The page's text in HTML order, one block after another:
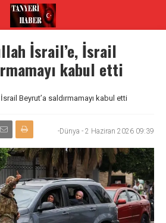
İsrail’e, İsrail
kabul etti
Beyrut’a saldırmamayı kabul etti
-Dünya - 2 Haziran 2026 09:39